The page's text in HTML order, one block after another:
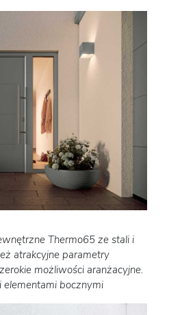
Thermo65 ze stali i
atrakcyjne parametry
możliwości aranżacyjne.
elementami bocznymi